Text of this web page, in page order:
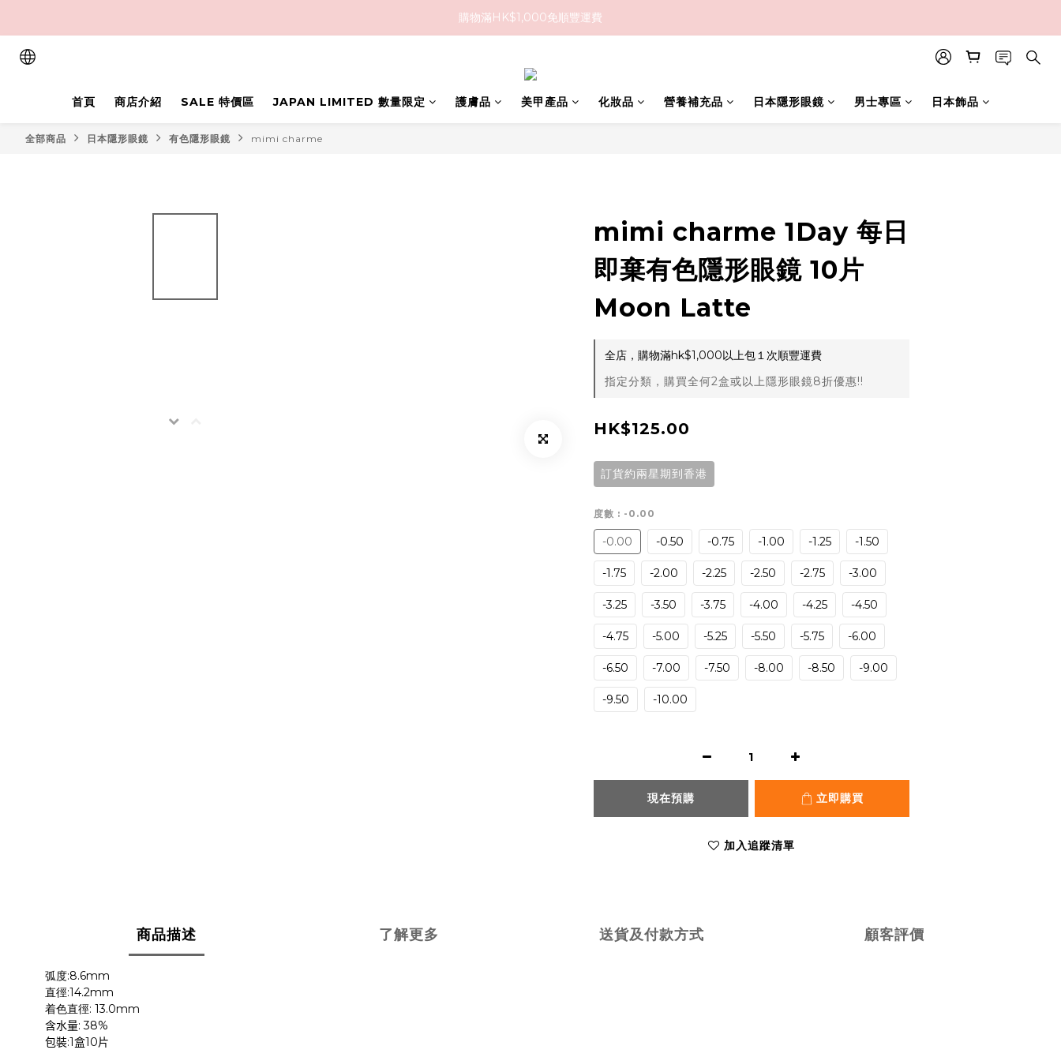
購物滿HK$1,000免順豐運費
購物滿HK$1,000免順豐運費
首頁
商店介紹 SALE 特價區 JAPAN LIMITED 數量限定 護膚品 美甲產品 化妝品 營養補充品 日本隱形眼鏡 男士專區 日本飾品
全部商品 日本隱形眼鏡 有色隱形眼鏡 mimi charme
mimi charme 1Day 每日
即棄有色隱形眼鏡 10片
Moon Latte
全店，購物滿hk$1,000以上包１次順豐運費
指定分類，購買全何2盒或以上隱形眼鏡8折優惠!!
HK$125.00
訂貨約兩星期到香港
度數 : -0.00
-0.00 -0.50 -0.75 -1.00 -1.25 -1.50
-1.75 -2.00 -2.25 -2.50 -2.75 -3.00
-3.25 -3.50 -3.75 -4.00 -4.25 -4.50
-4.75 -5.00 -5.25 -5.50 -5.75 -6.00
-6.50 -7.00 -7.50 -8.00 -8.50 -9.00
-9.50 -10.00
現在預購 立即購買
加入追蹤清單
商品描述 了解更多 送貨及付款方式 顧客評價
弧度:8.6mm
直徑:14.2mm
着色直徑: 13.0mm
含水量: 38%
包裝:1盒10片